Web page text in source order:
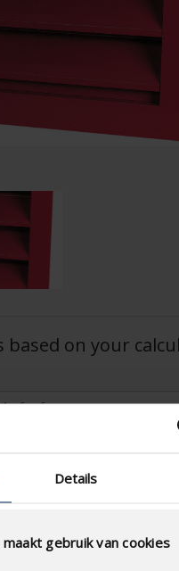
Details
gebruik van cookies
based on your